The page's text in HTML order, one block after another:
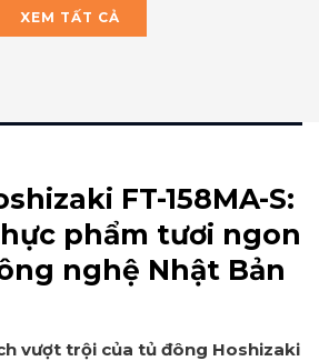
XEM TẤT CẢ
FT-158MA-S:
phẩm tươi ngon
nghệ Nhật Bản
vượt trội của tủ đông Hoshizaki